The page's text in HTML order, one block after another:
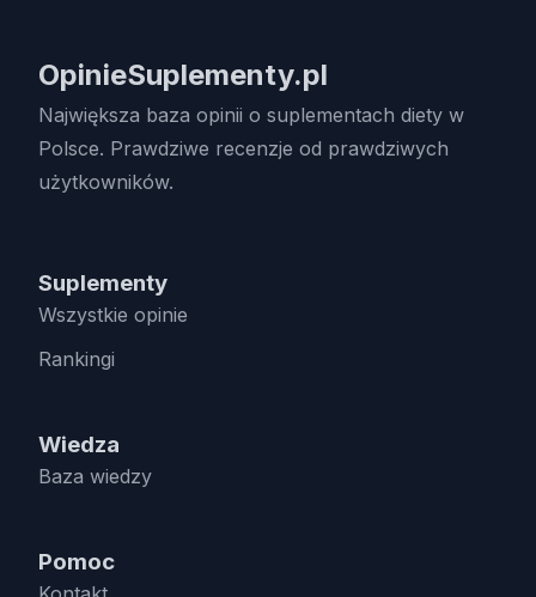
OpinieSuplementy.pl
Największa baza opinii o suplementach diety w
Polsce. Prawdziwe recenzje od prawdziwych
użytkowników.
Suplementy
Wszystkie opinie
Rankingi
Wiedza
Baza wiedzy
Pomoc